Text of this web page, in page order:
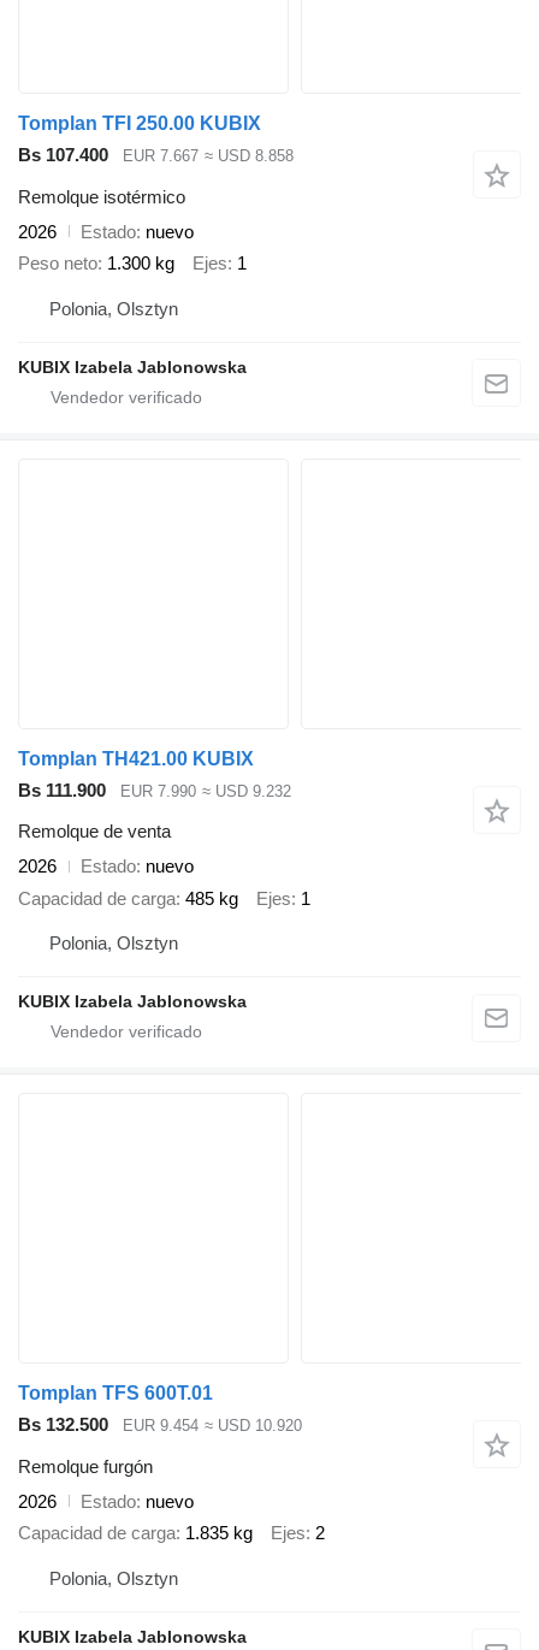
Tomplan TFI 250.00 KUBIX
Bs 107.400
EUR 7.667 ≈ USD 8.858
Remolque isotérmico
2026
Estado nuevo
Peso neto 1.300 kg Ejes 1
Polonia, Olsztyn
KUBIX Izabela Jablonowska
Tomplan TH421.00 KUBIX
Bs 111.900
EUR 7.990 ≈ USD 9.232
Remolque de venta
2026
Estado nuevo
Capacidad de carga 485 kg Ejes 1
Polonia, Olsztyn
KUBIX Izabela Jablonowska
Tomplan TFS 600T.01
Bs 132.500
EUR 9.454 ≈ USD 10.920
Remolque furgón
2026
Estado nuevo
Capacidad de carga 1.835 kg Ejes 2
Polonia, Olsztyn
KUBIX Izabela Jablonowska